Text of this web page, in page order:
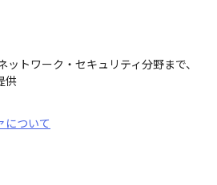
トワーク・セキュリティ分野まで、
供
について